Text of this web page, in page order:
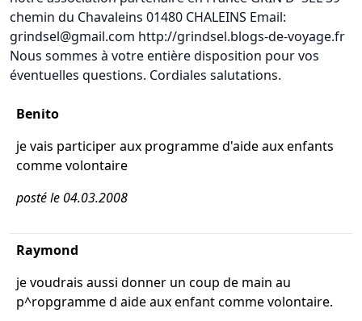
chemin du Chavaleins 01480 CHALEINS Email:
grindsel@gmail.com http://grindsel.blogs-de-voyage.fr
Nous sommes à votre entière disposition pour vos
éventuelles questions. Cordiales salutations.
Benito
je vais participer aux programme d'aide aux enfants
comme volontaire
posté le 04.03.2008
Raymond
je voudrais aussi donner un coup de main au
p^ropgramme d aide aux enfant comme volontaire.